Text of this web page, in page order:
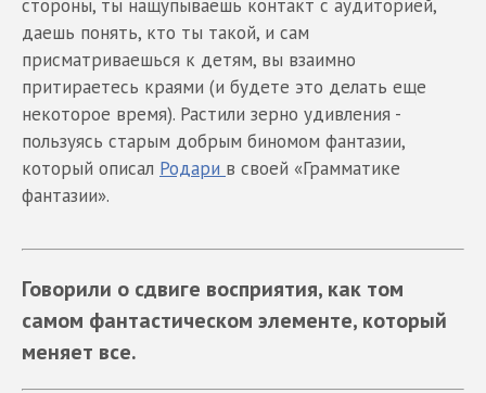
стороны, ты нащупываешь контакт с аудиторией,
даешь понять, кто ты такой, и сам
присматриваешься к детям, вы взаимно
притираетесь краями (и будете это делать еще
некоторое время). Растили зерно удивления -
пользуясь старым добрым биномом фантазии,
который описал Родари в своей «Грамматике
фантазии».
Говорили о сдвиге восприятия, как том
самом фантастическом элементе, который
меняет все.